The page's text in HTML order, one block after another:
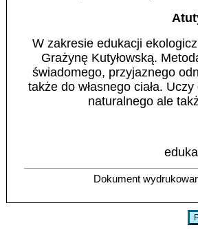
W zakresie edukacji
Grażynę Kutyłowską.
świadomego, przyjaznego
także do własnego ciała.
naturalnego ale
Dokument